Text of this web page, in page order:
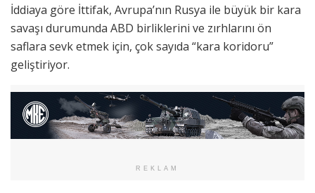
İddiaya göre İttifak, Avrupa’nın Rusya ile büyük bir kara
savaşı durumunda ABD birliklerini ve zırhlarını ön
saflara sevk etmek için, çok sayıda “kara koridoru”
geliştiriyor.
REKLAM